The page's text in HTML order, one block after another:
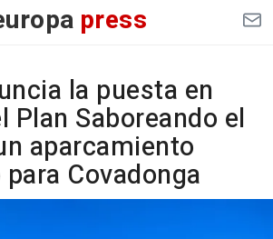
press
la puesta en
Plan Saboreando el
aparcamiento
Covadonga